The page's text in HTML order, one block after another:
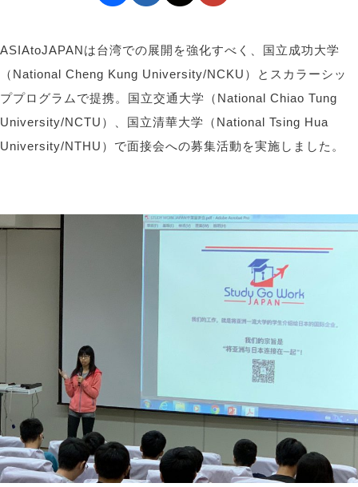
ASIAtoJAPANは台湾での展開を強化すべく、国立成功大学
（National Cheng Kung University/NCKU）とスカラーシッ
ププログラムで提携。国立交通大学（National Chiao Tung
University/NCTU）、国立清華大学（National Tsing Hua
University/NTHU）で面接会への募集活動を実施しました。